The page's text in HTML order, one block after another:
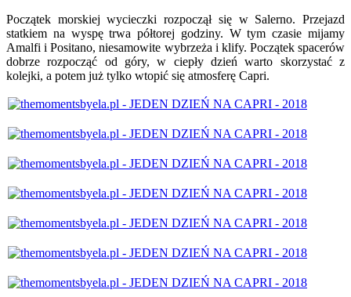
Początek morskiej wycieczki rozpoczął się w Salerno. Przejazd
statkiem na wyspę trwa półtorej godziny. W tym czasie mijamy
Amalfi i Positano, niesamowite wybrzeża i klify. Początek spacerów
dobrze rozpocząć od góry, w ciepły dzień warto skorzystać z
kolejki, a potem już tylko wtopić się atmosferę Capri.